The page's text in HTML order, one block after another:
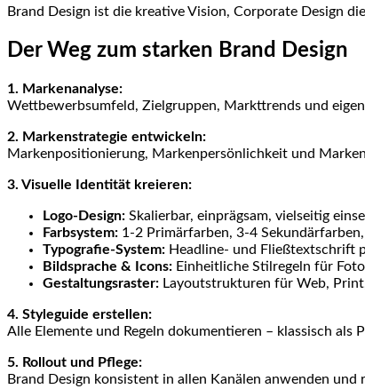
Brand Design ist die kreative Vision, Corporate Design
Der Weg zum starken Brand Design
1. Markenanalyse:
Wettbewerbsumfeld, Zielgruppen, Markttrends und
2. Markenstrategie entwickeln:
Markenpositionierung, Markenpersönlichkeit und
3. Visuelle Identität kreieren:
Logo-Design: Skalierbar, einprägsam, vielseitig
Farbsystem: 1-2 Primärfarben, 3-4
Typografie-System: Headline- und Fließtextschrift
Bildsprache & Icons: Einheitliche Stilregeln für
Gestaltungsraster: Layoutstrukturen für Web,
4. Styleguide erstellen:
Alle Elemente und Regeln dokumentieren – klassisch als
5. Rollout und Pflege:
Brand Design konsistent in allen Kanälen anwenden und